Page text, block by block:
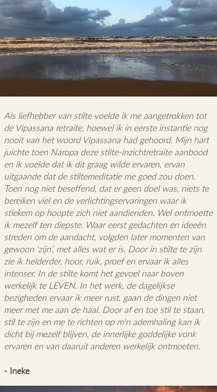
Als liefhebber van stilte voelde ik me aangetrokken tot
de Vipassana retraite, hoewel ik in eerste instantie nog
nooit van het woord Vipassana had gehoord. Mijn hart
juichte toen Naropa deze stilte-inzichtretraite aanbood
en ik voelde dat ik dit graag wilde ervaren, ervan
uitgaande dat de stiltemeditatie me goed zou doen.
Toen nog niet beseffend, dat er geen doel was, niets te
bereiken viel en de verlichtingservaringen waar ik
stiekem op hoopte zich niet aandienden. Wel ontmoette
ik mezelf ten diepste. Waar eerst gedachten en ideeën
streden om de aandacht, volgden later momenten van
gewoon ‘zijn’, met alles wat er is. Door in stilte te zijn
zie ik helderder, hoor, ruik, proef en ervaar ik alles
intenser. In de stilte komt het gevoel naar boven
werkelijk te LEVEN. In het werk, de dagelijkse
bezigheden ervaar ik meer rust, gaan de dingen niet
meer met me aan de haal. Door af en toe stil te staan,
stil te zijn en me te richten op m’n ademhaling kan ik
dicht bij mezelf blijven, de innerlijke goddelijke vonk
ervaren en van daaruit anderen werkelijk ontmoeten.
- Ineke